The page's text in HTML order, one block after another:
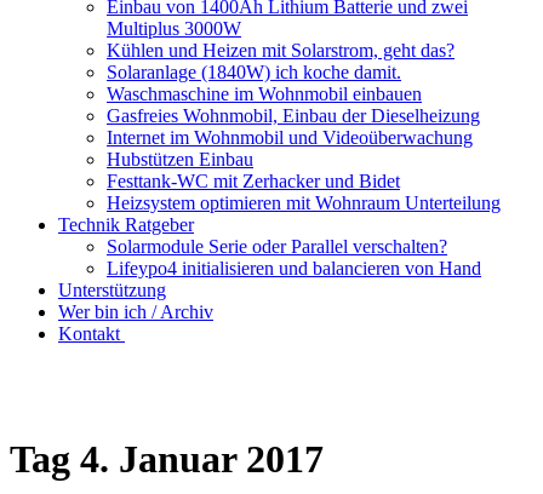
Einbau von 1400Ah Lithium Batterie und zwei
Multiplus 3000W
Kühlen und Heizen mit Solarstrom, geht das?
Solaranlage (1840W) ich koche damit.
Waschmaschine im Wohnmobil einbauen
Gasfreies Wohnmobil, Einbau der Dieselheizung
Internet im Wohnmobil und Videoüberwachung
Hubstützen Einbau
Festtank-WC mit Zerhacker und Bidet
Heizsystem optimieren mit Wohnraum Unterteilung
Technik Ratgeber
Solarmodule Serie oder Parallel verschalten?
Lifeypo4 initialisieren und balancieren von Hand
Unterstützung
Wer bin ich / Archiv
Kontakt
Tag 4. Januar 2017